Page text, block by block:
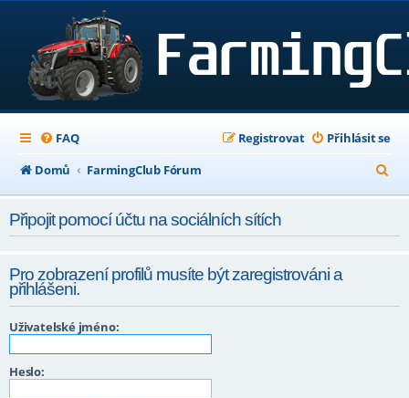
FAQ Přihlásit se
Registrovat
Domů
FarmingClub Fórum
l
Připojit pomocí účtu na sociálních sítích
Pro zobrazení profilů musíte být zaregistrováni a
přihlášeni.
Uživatelské jméno:
Heslo: